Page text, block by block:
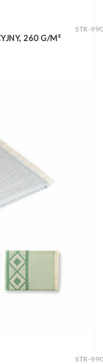
STR-
260 G/M²
STR-